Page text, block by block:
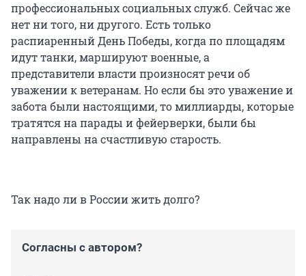
профессиональных социальных служб. Сейчас же
нет ни того, ни другого. Есть только
распиаренный День Победы, когда по площадям
идут танки, маршируют военные, а
представители власти произносят речи об
уважении к ветеранам. Но если бы это уважение и
забота были настоящими, то миллиарды, которые
тратятся на парады и фейерверки, были бы
направлены на счастливую старость.
Так надо ли в России жить долго?
Согласны с автором?